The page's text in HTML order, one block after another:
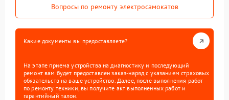
Вопросы по ремонту электросамокатов
Какие документы вы предоставляете?
На этапе приема устройства на диагностику и последующий
ремонт вам будет предоставлен заказ-наряд с указанием страховых
обязательств на ваше устройство. Далее, после выполнения работ
по ремонту техники, вы получите акт выполненных работ и
гарантийный талон.